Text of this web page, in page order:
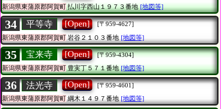
新潟県東蒲原郡阿賀町払川字西山１９７３番地 [地図等]
34 平等寺 [Open]
[〒959-4627]
新潟県東蒲原郡阿賀町 岩谷２１０３番地 [地図等]
35 宝来寺 [Open]
[〒959-4304]
新潟県東蒲原郡阿賀町豊実丁５７１番地 [地図等]
36 法光寺 [Open]
[〒959-4601]
新潟県東蒲原郡阿賀町綱木１４９７番地 [地図等]